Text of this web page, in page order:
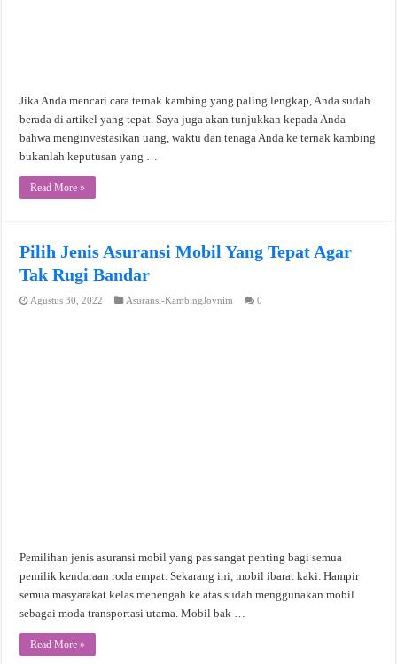
Jika Anda mencari cara ternak kambing yang paling lengkap, Anda sudah
berada di artikel yang tepat. Saya juga akan tunjukkan kepada Anda
bahwa menginvestasikan uang, waktu dan tenaga Anda ke ternak kambing
bukanlah keputusan yang …
Read More »
Pilih Jenis Asuransi Mobil Yang Tepat Agar
Tak Rugi Bandar
Agustus 30, 2022 Asuransi-KambingJoynim 0
Pemilihan jenis asuransi mobil yang pas sangat penting bagi semua
pemilik kendaraan roda empat. Sekarang ini, mobil ibarat kaki. Hampir
semua masyarakat kelas menengah ke atas sudah menggunakan mobil
sebagai moda transportasi utama. Mobil bak …
Read More »